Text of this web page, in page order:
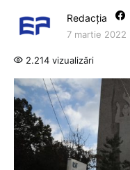
Redacția
7 martie 2022
2.214 vizualizări